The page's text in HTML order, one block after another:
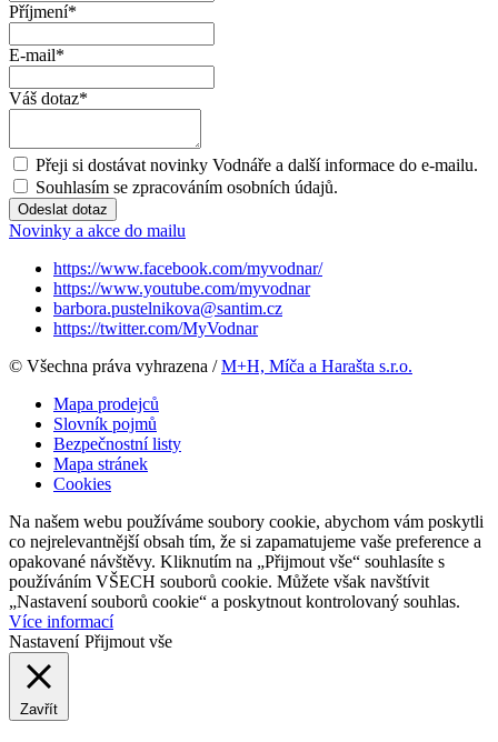
Příjmení*
E-mail*
Váš dotaz*
Přeji si dostávat novinky Vodnáře a další informace do e-mailu.
Souhlasím se zpracováním osobních údajů.
Odeslat dotaz
Novinky a akce do mailu
https://www.facebook.com/myvodnar/
https://www.youtube.com/myvodnar
barbora.pustelnikova@santim.cz
https://twitter.com/MyVodnar
© Všechna práva vyhrazena /M+H, Míča a Harašta s.r.o.
Mapa prodejců
Slovník pojmů
Bezpečnostní listy
Mapa stránek
Cookies
Na našem webu používáme soubory cookie, abychom vám poskytli
co nejrelevantnější obsah tím, že si zapamatujeme vaše preference a
opakované návštěvy. Kliknutím na „Přijmout vše“ souhlasíte s
používáním VŠECH souborů cookie. Můžete však navštívit
„Nastavení souborů cookie“ a poskytnout kontrolovaný souhlas.
Více informací
Nastavení Přijmout vše
Zavřít